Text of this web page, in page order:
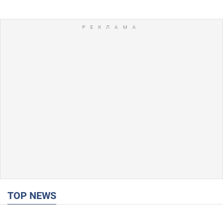
TOP NEWS